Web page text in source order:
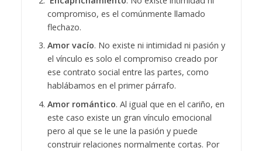
compromiso, es el comúnmente llamado
flechazo.
Amor vacío. No existe ni intimidad ni pasión y
el vínculo es solo el compromiso creado por
ese contrato social entre las partes, como
hablábamos en el primer párrafo.
Amor romántico. Al igual que en el cariño, en
este caso existe un gran vínculo emocional
pero al que se le une la pasión y puede
construir relaciones normalmente cortas. Por